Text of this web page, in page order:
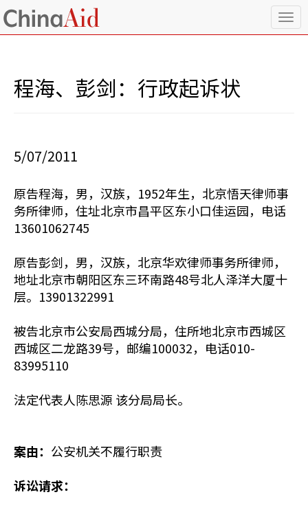
T
o
i
o
程海、彭剑：行政起诉状
5/07/2011
原告程海，男，汉族，1952年生，北京悟天律师事
务所律师，住址北京市昌平区东小口佳运园，电话
13601062745
原告彭剑，男，汉族，北京华欢律师事务所律师，
地址北京市朝阳区东三环南路48号北人泽洋大厦十
层。13901322991
被告北京市公安局西城分局，住所地北京市西城区
西城区二龙路39号，邮编100032，电话010-
83995110
法定代表人陈思源 该分局局长。
案由： 公安机关不履行职责
诉讼请求：